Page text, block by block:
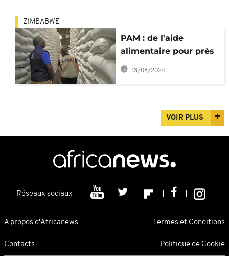
ZIMBABWE
PAM : de l'aide
alimentaire pour près
de 2,7 millions de
Zimbabwéens
13/08/2024
VOIR PLUS
Réseaux sociaux
A propos d'Africanews Termes et Conditions
Contacts Politique de Cookie